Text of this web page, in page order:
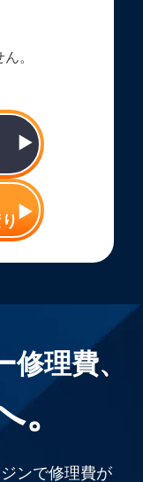
。
理費、
ンで修理費が